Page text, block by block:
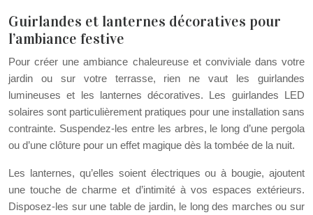
Guirlandes et lanternes décoratives pour
l’ambiance festive
Pour créer une ambiance chaleureuse et conviviale dans votre
jardin ou sur votre terrasse, rien ne vaut les guirlandes
lumineuses et les lanternes décoratives. Les guirlandes LED
solaires sont particulièrement pratiques pour une installation sans
contrainte. Suspendez-les entre les arbres, le long d’une pergola
ou d’une clôture pour un effet magique dès la tombée de la nuit.
Les lanternes, qu’elles soient électriques ou à bougie, ajoutent
une touche de charme et d’intimité à vos espaces extérieurs.
Disposez-les sur une table de jardin, le long des marches ou sur